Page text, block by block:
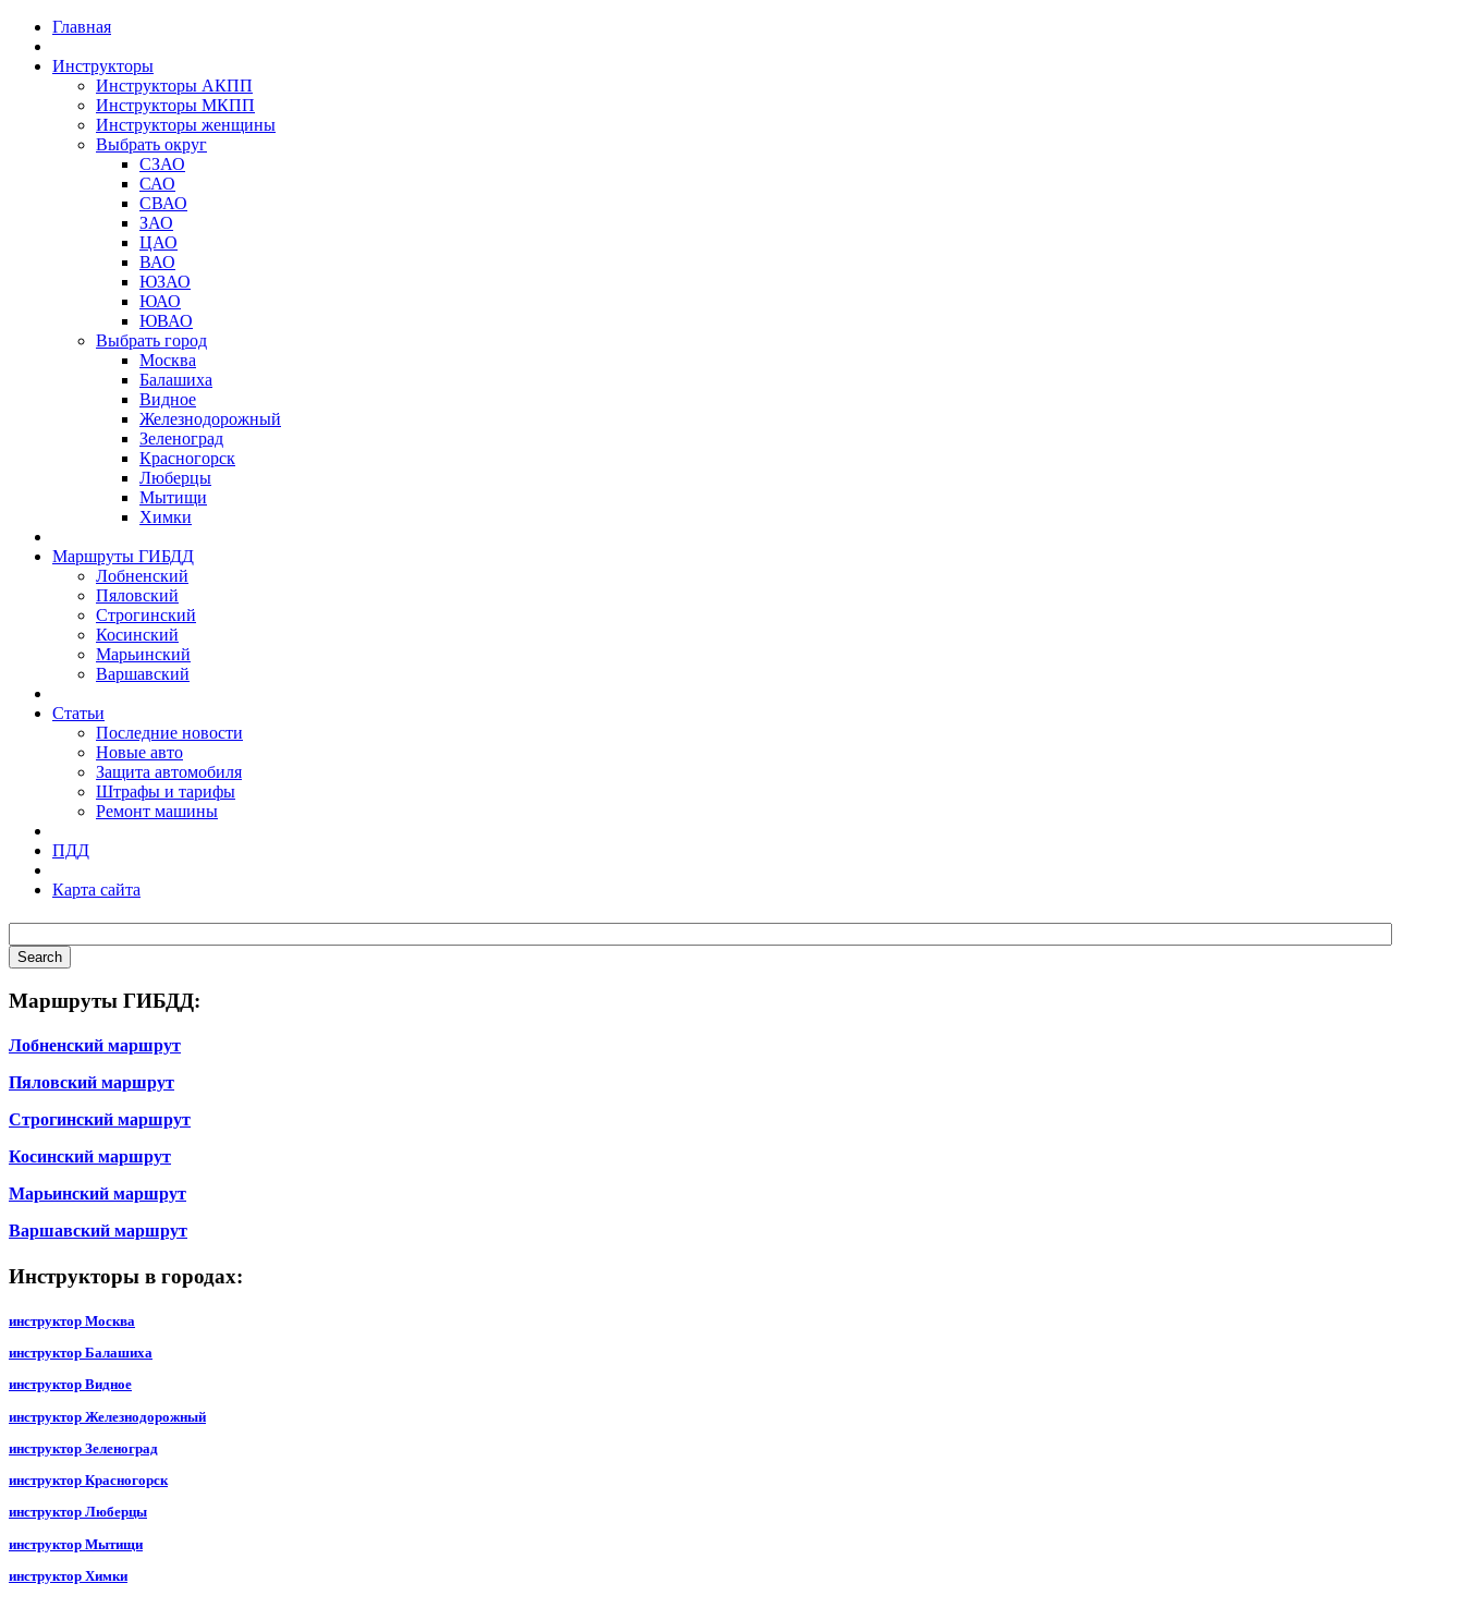
Главная
Инструкторы
Инструкторы АКПП
Инструкторы МКПП
Инструкторы женщины
Выбрать округ
СЗАО
САО
СВАО
ЗАО
ЦАО
ВАО
ЮЗАО
ЮАО
ЮВАО
Выбрать город
Москва
Балашиха
Видное
Железнодорожный
Зеленоград
Красногорск
Люберцы
Мытищи
Химки
Маршруты ГИБДД
Лобненский
Пяловский
Строгинский
Косинский
Марьинский
Варшавский
Статьи
Последние новости
Новые авто
Защита автомобиля
Штрафы и тарифы
Ремонт машины
ПДД
Карта сайта
Маршруты ГИБДД:
Лобненский маршрут
Пяловский маршрут
Строгинский маршрут
Косинский маршрут
Марьинский маршрут
Варшавский маршрут
Инструкторы в городах:
инструктор Москва
инструктор Балашиха
инструктор Видное
инструктор Железнодорожный
инструктор Зеленоград
инструктор Красногорск
инструктор Люберцы
инструктор Мытищи
инструктор Химки